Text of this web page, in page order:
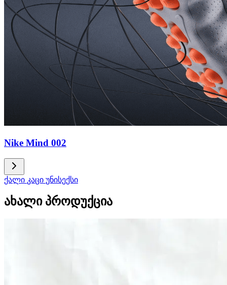
Nike Mind 002
ქალი კაცი უნისექსი
ახალი პროდუქცია